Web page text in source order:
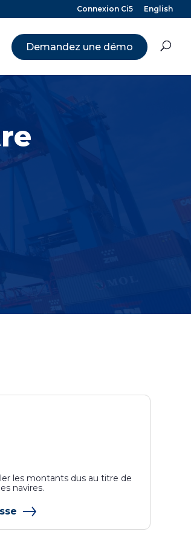
Connexion Ci5 English
Demandez une démo
les montants dus au titre de
navires.